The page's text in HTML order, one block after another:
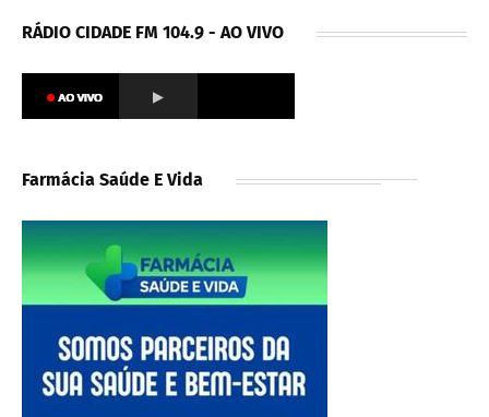
RÁDIO CIDADE FM 104.9 - AO VIVO
Farmácia Saúde E Vida